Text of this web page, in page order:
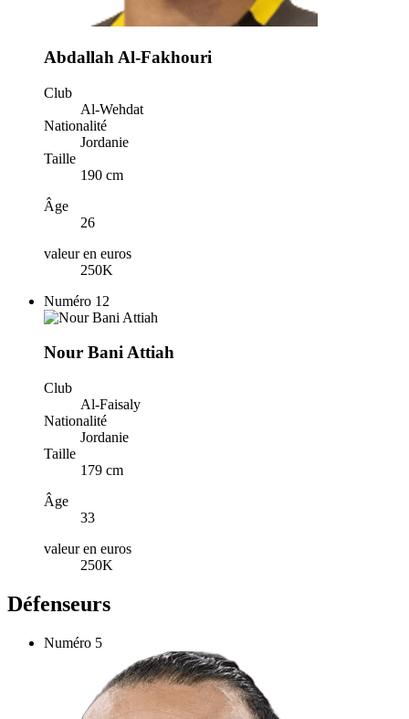
Abdallah Al-Fakhouri
Club
Al-Wehdat
Nationalité
Jordanie
Taille
190 cm
Âge
26
valeur en euros
250K
Numéro 12
Nour Bani Attiah
Club
Al-Faisaly
Nationalité
Jordanie
Taille
179 cm
Âge
33
valeur en euros
250K
Défenseurs
Numéro 5